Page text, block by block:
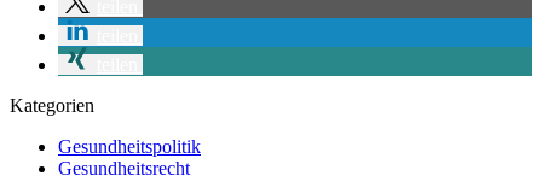
Kategorien
Gesundheitspolitik
Gesundheitsrecht